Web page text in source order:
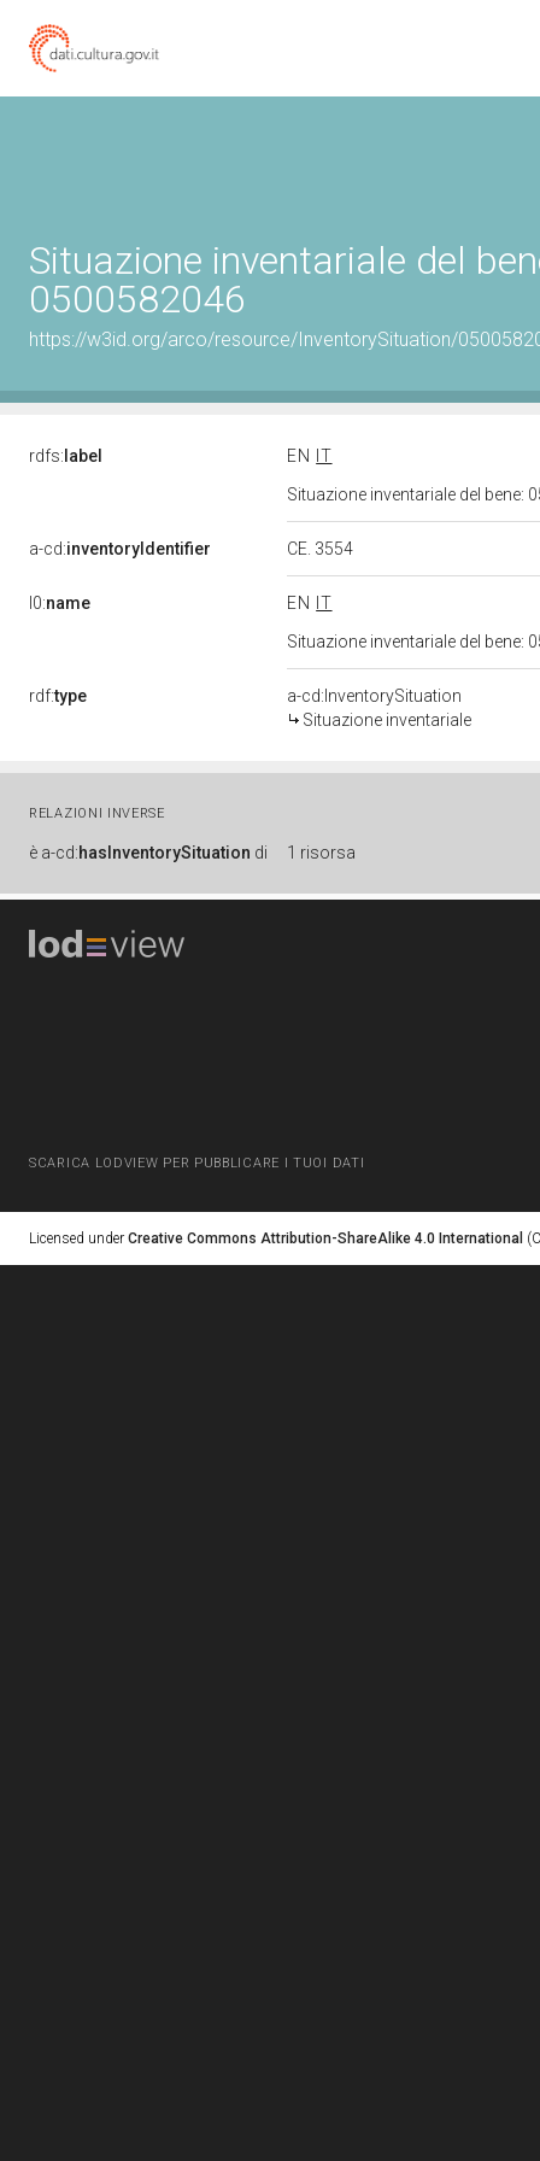
Situazione inventariale del
0500582046
https://w3id.org/arco/resource/InventorySituation/
rdfs: label EN
IT
Situazione inventariale del bene:
a-cd:inventoryIdentifier CE. 3554
l0:name EN
IT
Situazione inventariale del bene:
rdf:type
a-cd:InventorySituation
Situazione inventariale
RELAZIONI INVERSE
è a-cd:hasInventorySituation di 1 risorsa
SCARICA LODVIEW PER PUBBLICARE I TUOI DATI
Licensed under Creative Commons Attribution-ShareAlike 4.0 International